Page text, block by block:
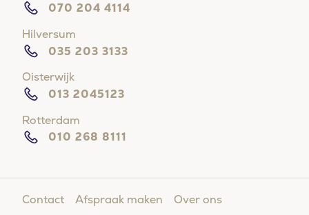
Moeite met in slaap vallen?
Doe de online slaaptest en kom binnen 5 vragen
070 204 4114
Hilversum
035 203 3133
Oisterwijk
013 2045123
Rotterdam
010 268 8111
Contact Afspraak maken Over ons